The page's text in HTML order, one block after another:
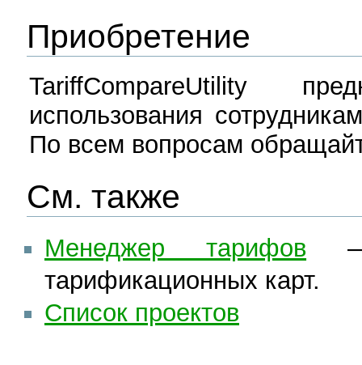
Приобретение
TariffCompareUtility
использования
По всем вопросам
См. также
Менеджер тарифов —
тарификационных карт.
Список проектов